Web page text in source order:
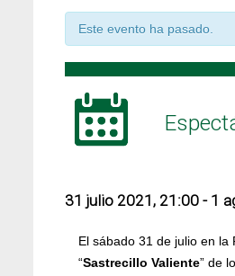
Este evento ha pasado.
31 julio 2021, 21:00 - 1
El sábado 31 de julio en
“Sastrecillo Valiente” de